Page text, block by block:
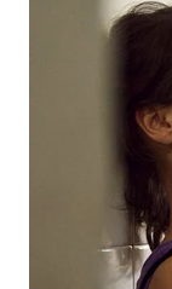
ADVOKAT
WAHANA
INFRASTRUKTUR